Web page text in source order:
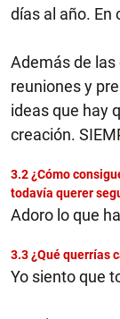
días al año. En
Además de las
reuniones y
ideas que hay
creación.
3.2 ¿Cómo
todavía querer
Adoro lo que
3.3 ¿Qué querrías
Yo siento que